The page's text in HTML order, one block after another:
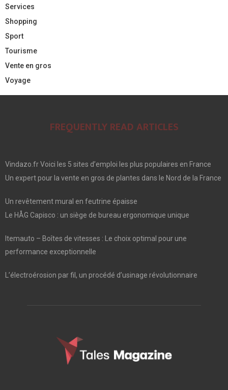
Services
Shopping
Sport
Tourisme
Vente en gros
Voyage
FREQUENTLY READ ARTICLES
Vindazo.fr Voici les 5 sites d’emploi les plus populaires en France
Un expert pour la vente en gros de plantes dans le Nord de la France
Un revêtement mural en feutrine épaisse
Le HÅG Capisco : un siège de bureau ergonomique unique
Itemauto – Boîtes de vitesses : Le choix optimal pour une
performance exceptionnelle
L’électroérosion par fil, un procédé d’usinage révolutionnaire